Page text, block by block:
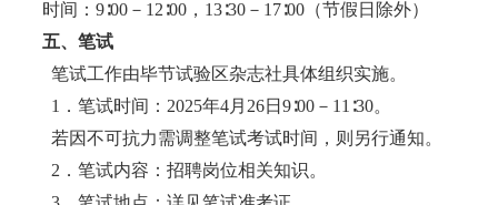
时间：9∶00－12∶00，13∶30－17∶00（节假日除外）
五、笔试
笔试工作由毕节试验区杂志社具体组织实施。
1．笔试时间：2025年4月26日9∶00－11∶30。
若因不可抗力需调整笔试考试时间，则另行通知。
2．笔试内容：招聘岗位相关知识。